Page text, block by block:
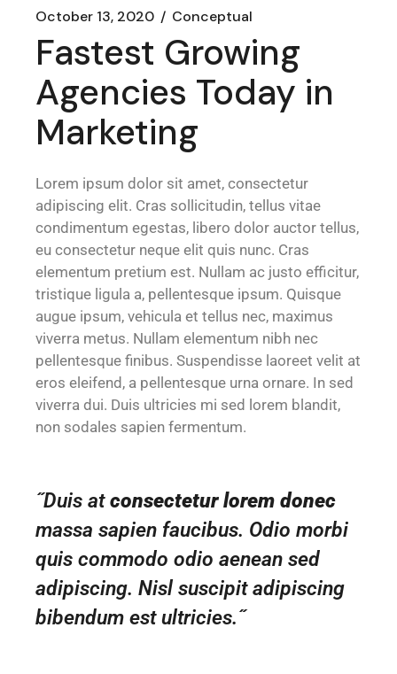
October 13, 2020 Conceptual
Fastest Growing
Agencies Today in
Marketing
Lorem ipsum dolor sit amet, consectetur
adipiscing elit. Cras sollicitudin, tellus vitae
condimentum egestas, libero dolor auctor tellus,
eu consectetur neque elit quis nunc. Cras
elementum pretium est. Nullam ac justo efficitur,
tristique ligula a, pellentesque ipsum. Quisque
augue ipsum, vehicula et tellus nec, maximus
viverra metus. Nullam elementum nibh nec
pellentesque finibus. Suspendisse laoreet velit at
eros eleifend, a pellentesque urna ornare. In sed
viverra dui. Duis ultricies mi sed lorem blandit,
non sodales sapien fermentum.
˝Duis atconsectetur lorem donec
massa sapien faucibus. Odio morbi
quis commodo odio aenean sed
adipiscing. Nisl suscipit adipiscing
bibendum est ultricies.˝